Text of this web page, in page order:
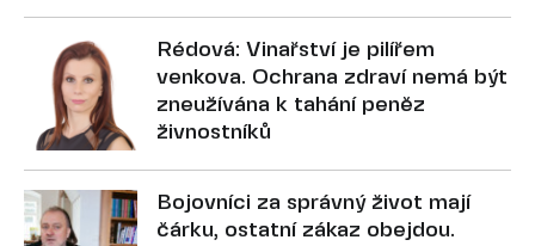
Rédová: Vinařství je pilířem
venkova. Ochrana zdraví nemá být
zneužívána k tahání peněz
živnostníků
Bojovníci za správný život mají
čárku, ostatní zákaz obejdou.